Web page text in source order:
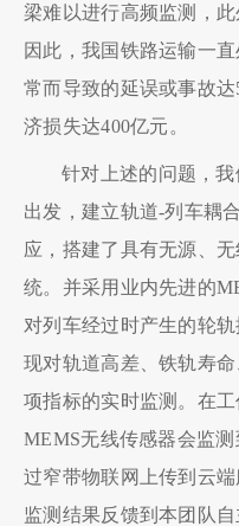
梁难以进行高频监测，
因此，我国铁路运输一
常而导致的延误或事故
济损失达400亿元。
针对上述的问题，
出发，建立轨道-列车耦
应，搭建了具有无源、
统。并采用业内先进的
对列车经过时产生的轮
现对轨道高差、铁轨寿
项指标的实时监测。在
MEMS无线传感器会监
过窄带物联网上传到云
监测结果反馈到本团队